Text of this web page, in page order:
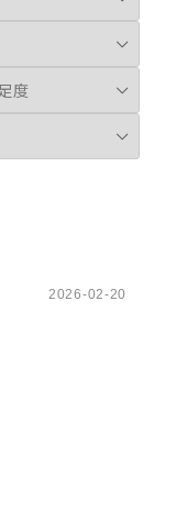
2026-02-20